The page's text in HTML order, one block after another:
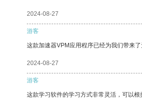
2024-08-27
游客
这款加速器VPM应用程序已经为我们带来了
2024-08-27
游客
这款学习软件的学习方式非常灵活，可以